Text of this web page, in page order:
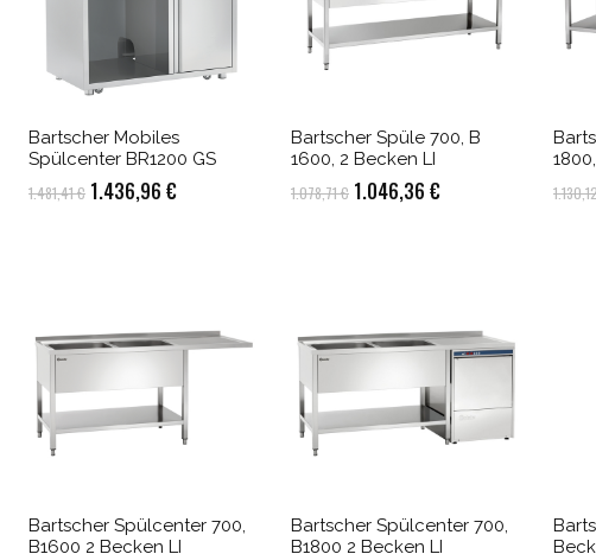
Bartscher Mobiles
Spülcenter BR1200 GS
1.481,41€ Ursprünglicher
1.436,96 €Aktueller
Bartscher Spüle 700, B
1600, 2 Becken LI
1.078,71€ Ursprünglicher
1.046,36 €Aktueller
Bartscher Spülcenter 700,
B1600 2 Becken LI
Bartscher Spülcenter 700,
B1800 2 Becken LI